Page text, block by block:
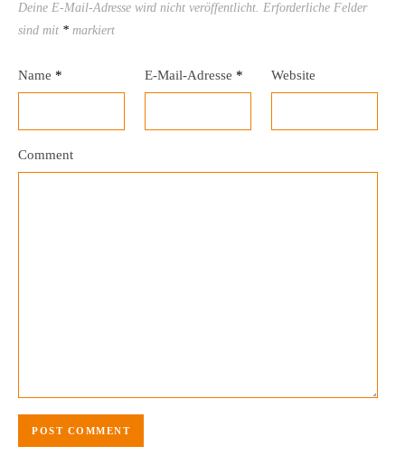
Deine E-Mail-Adresse wird nicht veröffentlicht. Erforderliche Felder
sind mit * markiert
Name * E-Mail-Adresse * Website
Comment